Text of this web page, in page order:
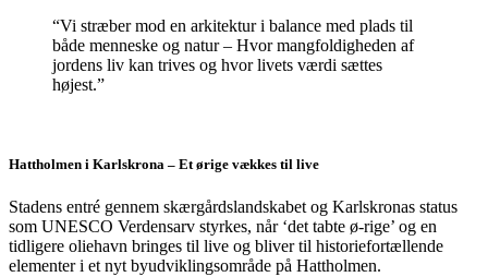
“Vi stræber mod en arkitektur i balance med plads til
både menneske og natur – Hvor mangfoldigheden af
jordens liv kan trives og hvor livets værdi sættes
højest.”
Hattholmen i Karlskrona – Et ørige vækkes til live
Stadens entré gennem skærgårdslandskabet og Karlskronas status
som UNESCO Verdensarv styrkes, når ‘det tabte ø-rige’ og en
tidligere oliehavn bringes til live og bliver til historiefortællende
elementer i et nyt byudviklingsområde på Hattholmen.